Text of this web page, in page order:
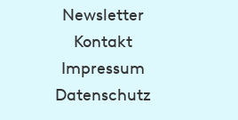
Newsletter
Kontakt
Impressum
Datenschutz